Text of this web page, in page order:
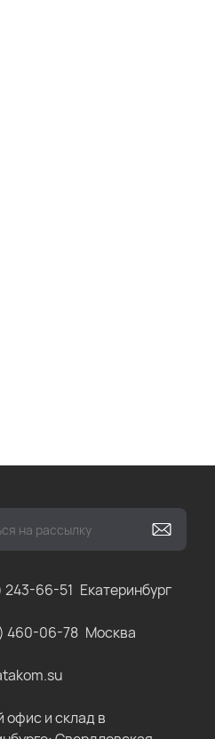
243-66-51 Екатеринбург
460-06-78 Москва
офис и склад в